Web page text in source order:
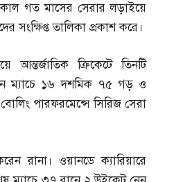
গত মাসের সেরার লড়াইয়ে
সংক্ষিপ্ত তালিকা প্রকাশ করে।
আন্তর্জাতিক ক্রিকেটে তিনটি
ম্যাচে ১৬ দশমিক ৭৫ গড় ও
পারফরমেন্সে সিরিজ সেরা
রানা। ওয়ানডে ক্যারিয়ারে